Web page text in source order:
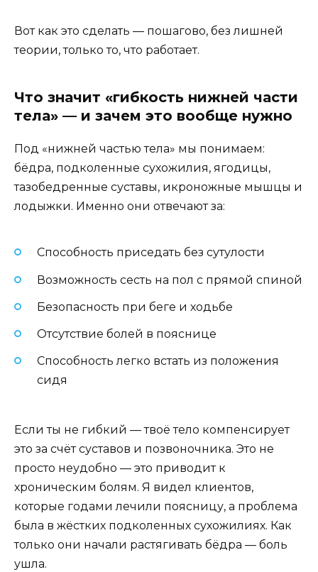
Вот как это сделать — пошагово, без лишней
теории, только то, что работает.
Что значит «гибкость нижней части
тела» — и зачем это вообще нужно
Под «нижней частью тела» мы понимаем:
бёдра, подколенные сухожилия, ягодицы,
тазобедренные суставы, икроножные мышцы и
лодыжки. Именно они отвечают за:
Способность приседать без сутулости
Возможность сесть на пол с прямой спиной
Безопасность при беге и ходьбе
Отсутствие болей в пояснице
Способность легко встать из положения
сидя
Если ты не гибкий — твоё тело компенсирует
это за счёт суставов и позвоночника. Это не
просто неудобно — это приводит к
хроническим болям. Я видел клиентов,
которые годами лечили поясницу, а проблема
была в жёстких подколенных сухожилиях. Как
только они начали растягивать бёдра — боль
ушла.